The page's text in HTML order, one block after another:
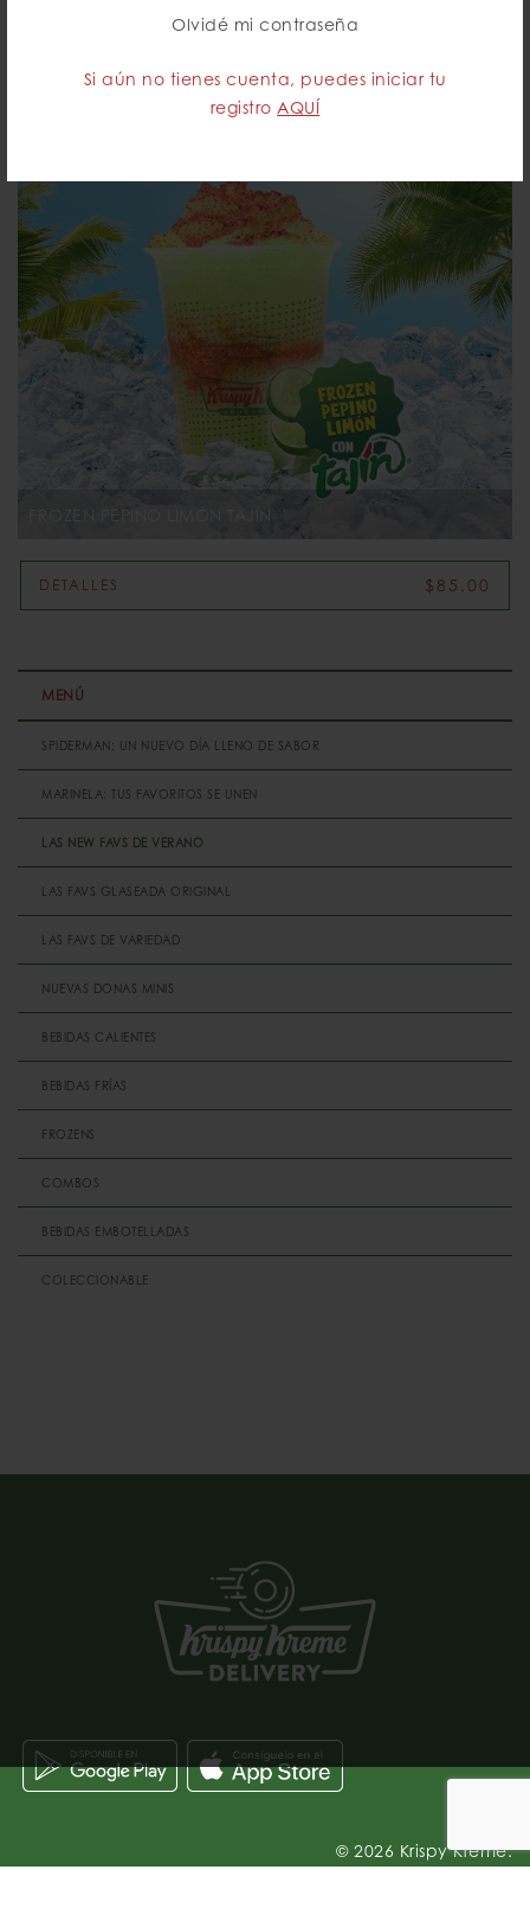
Olvidé mi contraseña
Si aún no tienes cuenta, puedes iniciar tu
registro AQUÍ
FROZEN PEPINO LIMÓN TAJÍN
DETALLES $85.00
MENÚ
SPIDERMAN: UN NUEVO DÍA LLENO DE SABOR
MARINELA: TUS FAVORITOS SE UNEN
LAS NEW FAVS DE VERANO
LAS FAVS GLASEADA ORIGINAL
LAS FAVS DE VARIEDAD
NUEVAS DONAS MINIS
BEBIDAS CALIENTES
BEBIDAS FRÍAS
FROZENS
COMBOS
BEBIDAS EMBOTELLADAS
COLECCIONABLE
© 2026 Krispy Kreme.